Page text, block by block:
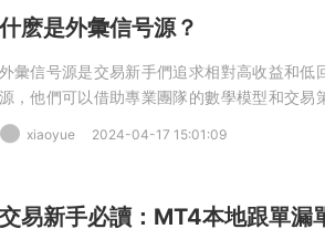
麽是外彙信号源？
彙信号源是交易新手們追求相對高收益和低
，他們可以借助專業團隊的數學模型和交易
定的收益。然而，選擇合适的信号源需要綜
易量等因素，并結合個人需求和風險承受能
xiaoyue 2024-04-17 15:01:09